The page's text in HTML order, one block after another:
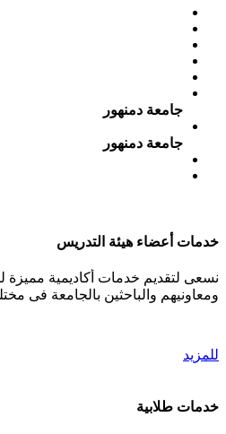
جامعة دمنهور
جامعة دمنهور
خدمات أعضاء هيئة التدريس
نسعى لتقديم خدمات أكاديمية مميزة
ومعاونيهم والباحثين بالجامعة فى
للمزيد
خدمات طلابية